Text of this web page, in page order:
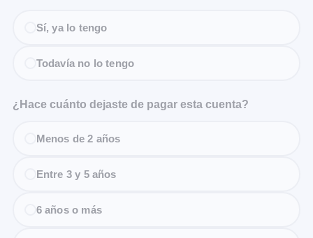
Sí, ya lo tengo
Todavía no lo tengo
¿Hace cuánto dejaste de pagar esta cuenta?
Menos de 2 años
Entre 3 y 5 años
6 años o más